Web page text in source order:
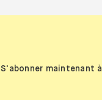
S'abonner maintenant